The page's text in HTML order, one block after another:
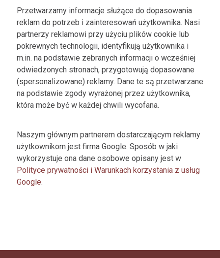
Przetwarzamy informacje służące do dopasowania
reklam do potrzeb i zainteresowań użytkownika. Nasi
partnerzy reklamowi przy użyciu plików cookie lub
pokrewnych technologii, identyfikują użytkownika i
m.in. na podstawie zebranych informacji o wcześniej
odwiedzonych stronach, przygotowują dopasowane
(spersonalizowane) reklamy. Dane te są przetwarzane
na podstawie zgody wyrażonej przez użytkownika,
która może być w każdej chwili wycofana.
Naszym głównym partnerem dostarczającym reklamy
użytkownikom jest firma Google. Sposób w jaki
wykorzystuje ona dane osobowe opisany jest w
Polityce prywatności i Warunkach korzystania z usług
Google.